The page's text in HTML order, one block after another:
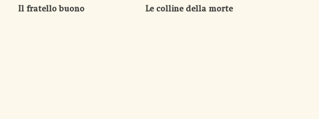
Il fratello buono Le colline della morte